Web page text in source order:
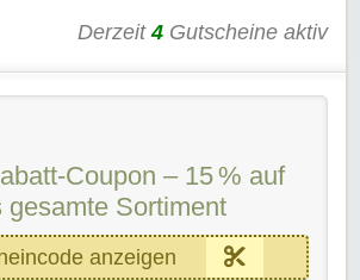
Derzeit4 Gutscheine aktiv
Coupon – 15 % auf
gesamte Sortiment
anzeigen